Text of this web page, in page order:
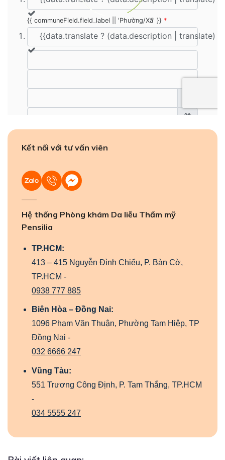
Kết nối với tư vấn viên
Hệ thống Phòng khám Da liễu Thẩm mỹ
Pensilia
TP.HCM:
413 – 415 Nguyễn Đình Chiểu, P. Bàn Cờ,
TP.HCM -
0938 777 885
Biên Hòa – Đồng Nai:
1096 Phạm Văn Thuận, Phường Tam Hiệp, TP
Đồng Nai -
032 6666 247
Vũng Tàu:
551 Trương Công Định, P. Tam Thắng, TP.HCM
-
034 5555 247